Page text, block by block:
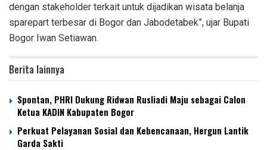
dengan stakeholder terkait untuk dijadikan wisata belanja
sparepart terbesar di Bogor dan Jabodetabek”, ujar Bupati
Bogor Iwan Setiawan.
Berita lainnya
Spontan, PHRI Dukung Ridwan Rusliadi Maju sebagai Calon
Ketua KADIN Kabupaten Bogor
Perkuat Pelayanan Sosial dan Kebencanaan, Hergun Lantik
Garda Sakti